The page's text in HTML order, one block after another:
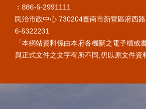
︰886-6-2991111
民治市政中心 730204臺南市新營區府西
6-6322231
「本網站資料係由本府各機關之電子檔或
與正式文件之文字有所不同,仍以原文件資